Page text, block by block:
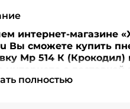
интернет-магазине
Вы сможете купить
Мр 514 К (Крокодил)
интернете с
полностью